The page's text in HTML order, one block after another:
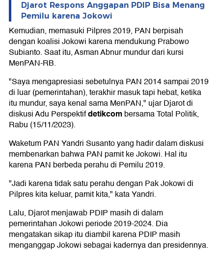
Djarot Respons Anggapan PDIP Bisa Menang
Pemilu karena Jokowi
Kemudian, memasuki Pilpres 2019, PAN berpisah
dengan koalisi Jokowi karena mendukung Prabowo
Subianto. Saat itu, Asman Abnur mundur dari kursi
MenPAN-RB.
"Saya mengapresiasi sebetulnya PAN 2014 sampai 2019
di luar (pemerintahan), terakhir masuk tapi hebat, ketika
itu mundur, saya kenal sama MenPAN," ujar Djarot di
diskusi Adu Perspektifdetikcombersama Total Politik,
Rabu (15/11/2023).
Waketum PAN Yandri Susanto yang hadir dalam diskusi
membenarkan bahwa PAN pamit ke Jokowi. Hal itu
karena PAN berbeda perahu di Pemilu 2019.
"Jadi karena tidak satu perahu dengan Pak Jokowi di
Pilpres kita keluar, pamit kita," kata Yandri.
Lalu, Djarot menjawab PDIP masih di dalam
pemerintahan Jokowi periode 2019-2024. Dia
mengatakan sikap itu diambil karena PDIP masih
menganggap Jokowi sebagai kadernya dan presidennya.